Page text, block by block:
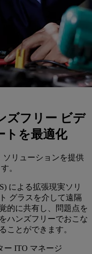
ズフリー ビデ
トを最適化
リューションを提供
。
による拡張現実ソリ
グラスを介して遠隔
的に共有し、問題点を
ハンズフリーでおこな
ことができます。
ー ITO マネージ